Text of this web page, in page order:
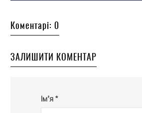
Коментарі: 0
ЗАЛИШИТИ КОМЕНТАР
Ім’я *